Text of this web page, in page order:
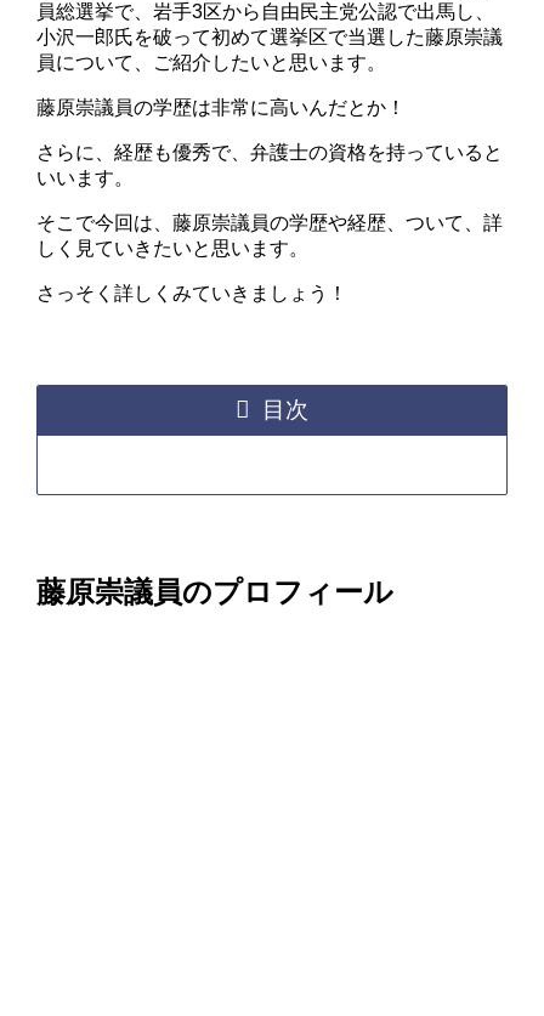
員総選挙で、岩手3区から自由民主党公認で出馬し、
小沢一郎氏を破って初めて選挙区で当選した藤原崇議
員について、ご紹介したいと思います。
藤原崇議員の学歴は非常に高いんだとか！
さらに、経歴も優秀で、弁護士の資格を持っていると
いいます。
そこで今回は、藤原崇議員の学歴や経歴、ついて、詳
しく見ていきたいと思います。
さっそく詳しくみていきましょう！
目次
藤原崇議員のプロフィール